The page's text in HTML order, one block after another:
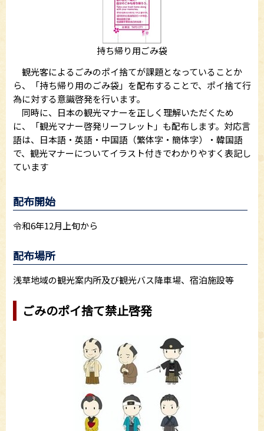
持ち帰り用ごみ袋
観光客によるごみのポイ捨てが課題となっていることか
ら、「持ち帰り用のごみ袋」を配布することで、ポイ捨て行
為に対する意識啓発を行います。
同時に、日本の観光マナーを正しく理解いただくため
に、「観光マナー啓発リーフレット」も配布します。対応言
語は、日本語・英語・中国語（繁体字・簡体字）・韓国語
で、観光マナーについてイラスト付きでわかりやすく表記し
ています
配布開始
令和6年12月上旬から
配布場所
浅草地域の観光案内所及び観光バス降車場、宿泊施設等
ごみのポイ捨て禁止啓発